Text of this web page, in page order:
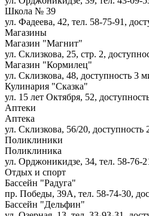
Школа № 39
ул. Фадеева, 42, тел. 58-75-91,
Магазины
Магазин "Магнит"
ул. Склизкова, 25, стр. 2,
Магазин "Кормилец"
ул. Склизкова, 48, доступность 3
Кулинария "Сказка"
ул. 15 лет Октября, 52,
Аптеки
Аптека
ул. Склизкова, 56/20, доступность
Поликлиники
Поликлиника
ул. Орджоникидзе, 34, тел. 58-76-
Отдых и спорт
Бассейн "Радуга"
пр. Победы, 39А, тел. 58-74-30,
Бассейн "Дельфин"